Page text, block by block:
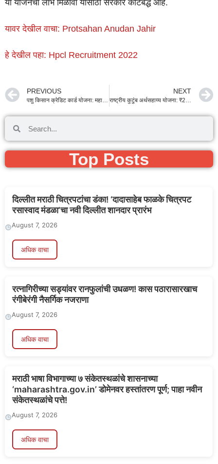
या योजनेचा लाभ मिळावा यासाठी सरकार कटिबद्ध आहे.
यावर देखील वाचा: Protsahan Anudan Jahir
हे देखील पहा: Hpcl Recruitment 2022
PREVIOUS
पशु किसान क्रेडिट कार्ड योजना: महाराष्ट्रातील पशुपालकांसाठी सुलभ कर्ज
NEXT
राष्ट्रीय कुटुंब अर्थसहाय्य योजना: ₹20,000 ची मदत, कुटुंबाला आधार
Top Posts
दिल्लीत मराठी चित्रपटांचा डंका! ‘दादासाहेब फाळके चित्रपट
रसास्वाद मंडळा’चा नवी दिल्लीत शानदार प्रारंभ
August 7, 2026
अधिक वाचा
रत्नागिरीच्या सड्यांवर रानफुलांची उधळण! कास पठारासारखाच
रंगीबेरंगी नैसर्गिक नजराणा
August 7, 2026
अधिक वाचा
मराठी भाषा विभागाच्या ७ संकेतस्थळांचे शासनाच्या
‘maharashtra.gov.in’ डोमेनवर हस्तांतरण पूर्ण; पाहा नवीन
संकेतस्थळांचे पत्ते!
August 7, 2026
अधिक वाचा